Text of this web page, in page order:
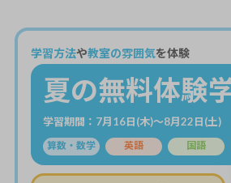
学習方法や教室の雰囲気を体験
夏の無料体験
学習期間：7月16日(木)～8月22日(土)
算数・数学 英語 国語